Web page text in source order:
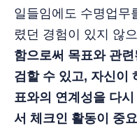
일들임에도 수명업무
렸던 경험이 있지 않
함으로써 목표와 관
검할 수 있고, 자신이
표와의 연계성을 다
서 체크인 활동이 중요